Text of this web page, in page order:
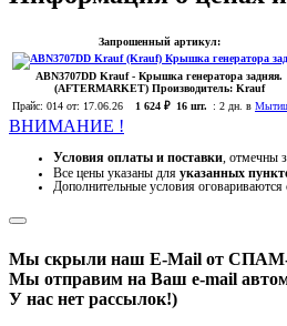
Запрошенный артикул:
ABN3707DD Krauf- Крышка генератора задняя.
(AFTERMARKET)Производитель: Krauf
Прайс: 014 от: 17.06.26 1 624 ₽ 16 шт. : 2 дн. в
ВНИМАНИЕ !
Условия оплаты и поставки , отмечны
Все цены указаны для указанных
Дополнительные условия
Мы скрыли наш E-Mail от СПАМ-
Мы отправим на Ваш e-mail
У нас нет рассылок!)